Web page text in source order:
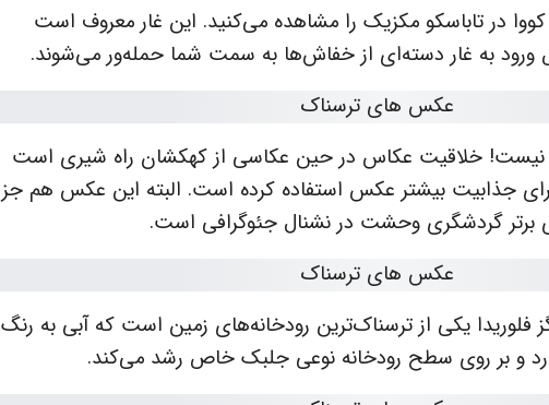
کووا در تاباسکو مکزیک را مشاهده می‌کنید. این غار معروف است
به غار دسته‌ای از خفاش‌ها به سمت شما حمله‌ور می‌شوند.
نیست! خلاقیت عکاس در حین عکاسی از کهکشان راه شیری است
جذابیت بیشتر عکس استفاده کرده است. البته این عکس هم جز
گردشگری وحشت در نشنال جئوگرافی است.
فلوریدا یکی از ترسناک‌ترین رودخانه‌های زمین است که آبی به رنگ
و بر روی سطح رودخانه نوعی جلبک خاص رشد می‌کند.